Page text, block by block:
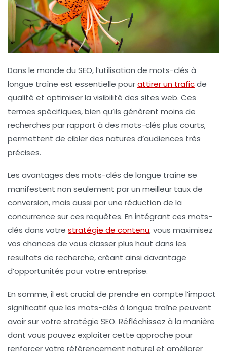
Dans le monde du SEO, l’utilisation de mots-clés à
longue traîne est essentielle pourattirer un traficde
qualité et optimiser la visibilité des sites web. Ces
termes spécifiques, bien qu’ils génèrent moins de
recherches par rapport à des mots-clés plus courts,
permettent de cibler des natures d’audiences très
précises.
Les avantages des mots-clés de longue traîne se
manifestent non seulement par un meilleur taux de
conversion, mais aussi par une réduction de la
concurrence sur ces requêtes. En intégrant ces mots-
clés dans votre stratégie de contenu, vous maximisez
vos chances de vous classer plus haut dans les
resultats de recherche, créant ainsi davantage
d’opportunités pour votre entreprise.
En somme, il est crucial de prendre en compte l’impact
significatif que les mots-clés à longue traîne peuvent
avoir sur votre stratégie SEO. Réfléchissez à la manière
dont vous pouvez exploiter cette approche pour
renforcer votre référencement naturel et améliorer